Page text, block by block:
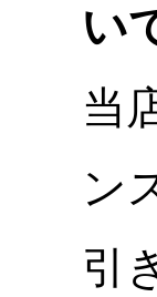
い
当
ン
引